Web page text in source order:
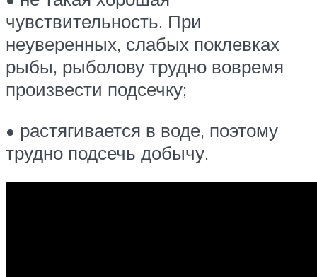
чувствительность. При
неуверенных, слабых поклевках
рыбы, рыболову трудно вовремя
произвести подсечку;
• растягивается в воде, поэтому
трудно подсечь добычу.